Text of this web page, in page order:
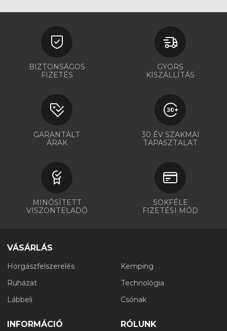
BIZTONSÁGOS
FIZETÉS
GYORS
KISZÁLLÍTÁS
GARANTÁLT
ÁRAK
30 ÉV SZAKMAI
TAPASZTALAT
MINŐSÍTETT
VISZONTELADÓ
SOKFÉLE
FIZETÉSI MÓD
VÁSÁRLÁS
Horgászfelszerelés
Ruházat
Lábbeli
Kemping
Technológia
Csónak
INFORMÁCIÓ RÓLUNK